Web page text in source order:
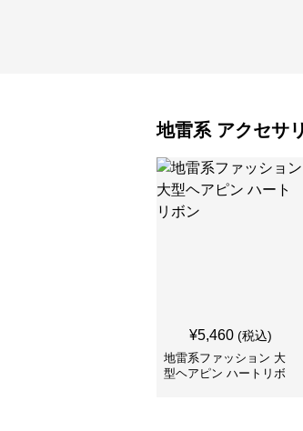
地雷系 アクセサ
¥5,460 (税込)
地雷系ファッション 大
型ヘアピン ハートリボ